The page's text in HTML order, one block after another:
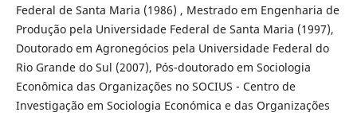
Federal de Santa Maria (1986) , Mestrado em Engenharia de
Produção pela Universidade Federal de Santa Maria (1997),
Doutorado em Agronegócios pela Universidade Federal do
Rio Grande do Sul (2007), Pós-doutorado em Sociologia
Econômica das Organizações no SOCIUS - Centro de
Investigação em Sociologia Económica e das Organizações